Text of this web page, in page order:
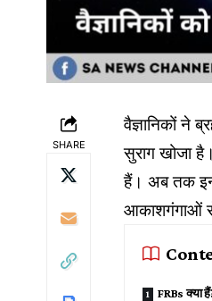
SHARE
वैज्ञानिकों ने
सुराग खोजा
हैं। अब तक
आकाशगंगाओं
FRBs क्या